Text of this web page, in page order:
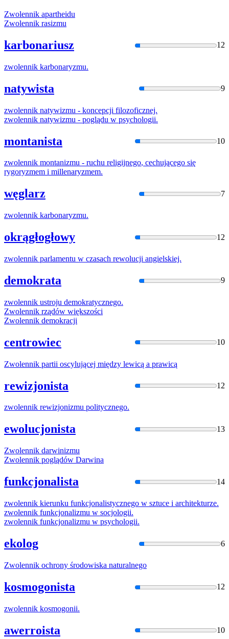
Zwolennik apartheidu
Zwolennik rasizmu
karbonariusz 12
zwolennik karbonaryzmu.
natywista 9
zwolennik natywizmu - koncepcji filozoficznej.
zwolennik natywizmu - poglądu w psychologii.
montanista 10
zwolennik montanizmu - ruchu religijnego, cechującego się
rygoryzmem i millenaryzmem.
węglarz 7
zwolennik karbonaryzmu.
okrągłogłowy 12
zwolennik parlamentu w czasach rewolucji angielskiej.
demokrata 9
zwolennik ustroju demokratycznego.
Zwolennik rządów większości
Zwolennik demokracji
centrowiec 10
Zwolennik partii oscylującej między lewicą a prawicą
rewizjonista 12
zwolennik rewizjonizmu politycznego.
ewolucjonista 13
Zwolennik darwinizmu
Zwolennik poglądów Darwina
funkcjonalista 14
zwolennik kierunku funkcjonalistycznego w sztuce i architekturze.
zwolennik funkcjonalizmu w socjologii.
zwolennik funkcjonalizmu w psychologii.
ekolog 6
Zwolennik ochrony środowiska naturalnego
kosmogonista 12
zwolennik kosmogonii.
awerroista 10